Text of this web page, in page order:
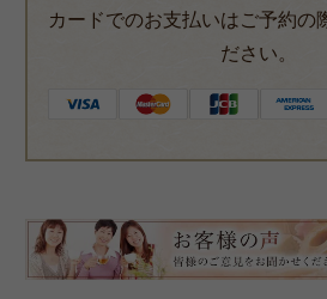
カードでのお支払いはご予約の
ださい。
皆
様